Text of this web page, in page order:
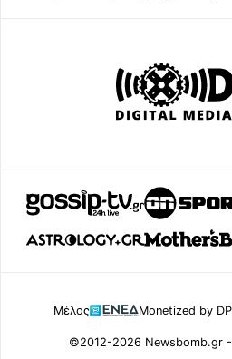
Μέλος Monetized by
©2012-2026 Newsbomb.gr